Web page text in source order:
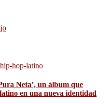
Neta’, un álbum que
en una nueva identidad